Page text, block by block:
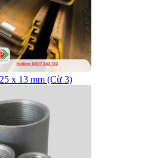
x 13 mm (Cừ 3)